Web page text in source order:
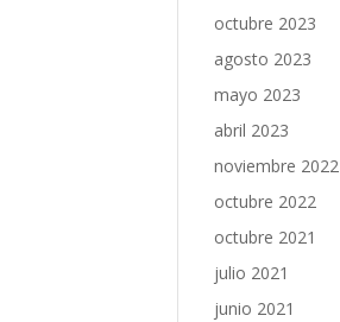
octubre 2023
agosto 2023
mayo 2023
abril 2023
noviembre 2022
octubre 2022
octubre 2021
julio 2021
junio 2021